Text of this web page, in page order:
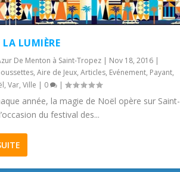
LA LUMIÈRE
De Menton à Saint-Tropez| Nov 18, 2016|
, Aire de Jeux, Articles, Evénement, Payant,
, Var, Ville | 0 |
année, la magie de Noël opère sur Saint-
du festival des...